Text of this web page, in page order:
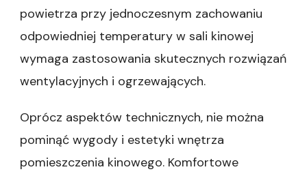
powietrza przy jednoczesnym zachowaniu
odpowiedniej temperatury w sali kinowej
wymaga zastosowania skutecznych rozwiązań
wentylacyjnych i ogrzewających.
Oprócz aspektów technicznych, nie można
pominąć wygody i estetyki wnętrza
pomieszczenia kinowego. Komfortowe